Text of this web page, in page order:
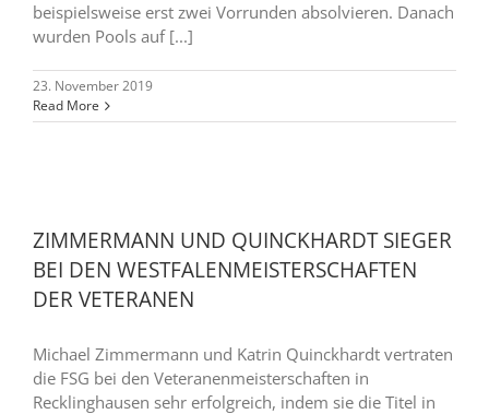
beispielsweise erst zwei Vorrunden absolvieren. Danach
wurden Pools auf [...]
23. November 2019
Read More
ZIMMERMANN UND QUINCKHARDT SIEGER
BEI DEN WESTFALENMEISTERSCHAFTEN
DER VETERANEN
Michael Zimmermann und Katrin Quinckhardt vertraten
die FSG bei den Veteranenmeisterschaften in
Recklinghausen sehr erfolgreich, indem sie die Titel in